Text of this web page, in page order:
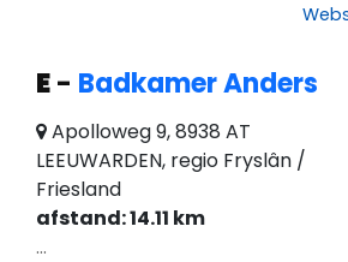
E- Badkamer Anders
Apolloweg 9, 8938 AT
LEEUWARDEN, regio Fryslân /
Friesland
afstand: 14.11 km
...